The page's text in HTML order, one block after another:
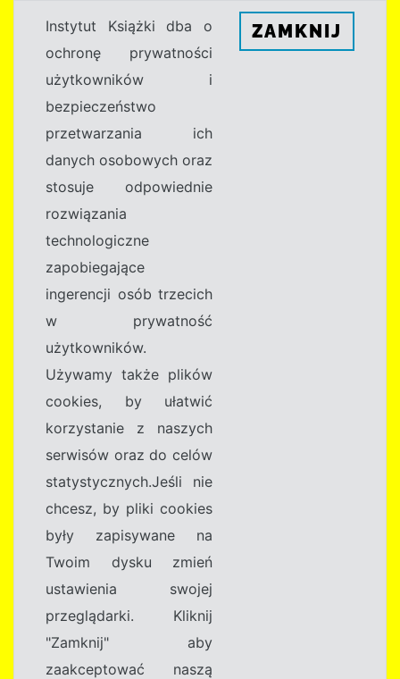
Instytut Książki dba o
ochronę prywatności
użytkowników i
bezpieczeństwo
przetwarzania ich
danych osobowych oraz
stosuje odpowiednie
rozwiązania
technologiczne
zapobiegające
ingerencji osób trzecich
w prywatność
użytkowników.
Używamy także plików
cookies, by ułatwić
korzystanie z naszych
serwisów oraz do celów
statystycznych.Jeśli nie
chcesz, by pliki cookies
były zapisywane na
Twoim dysku zmień
ustawienia swojej
przeglądarki. Kliknij
"Zamknij" aby
zaakceptować naszą
ZAMKNIJ